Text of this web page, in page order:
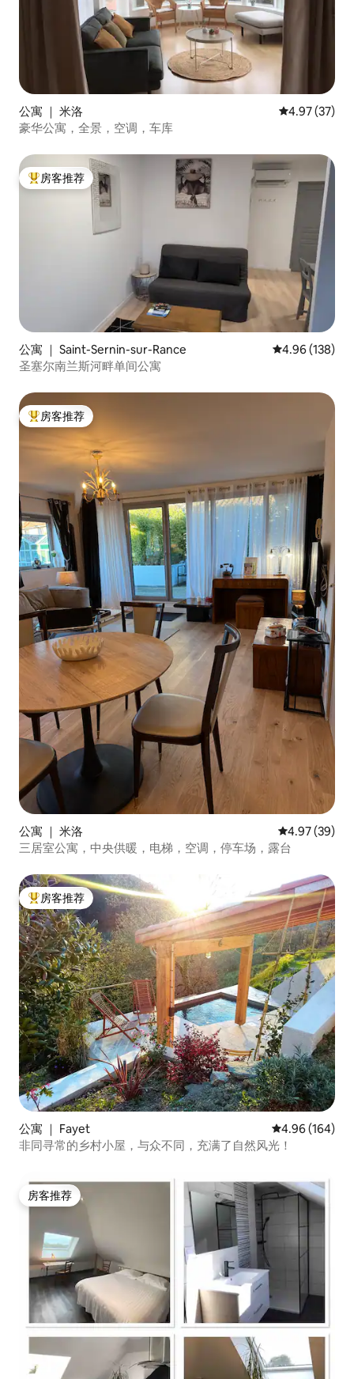
公寓 ｜ 米洛 平均评分
4.97 (37)
豪华公寓，全景，空调，车库
热门「房客推荐」
房客推荐
公寓 ｜ Saint-Sernin-sur-Rance 平均评分 4.96
4.96 (138)
圣塞尔南兰斯河畔单间公寓
热门「房客推荐」
房客推荐
公寓 ｜ 米洛 平均评分
4.97 (39)
三居室公寓，中央供暖，电梯，空调，停车场，露台
热门「房客推荐」
房客推荐
公寓 ｜ Fayet 平均评分 4.96
4.96 (164)
非同寻常的乡村小屋，与众不同，充满了自然风光！
房客推荐
房客推荐